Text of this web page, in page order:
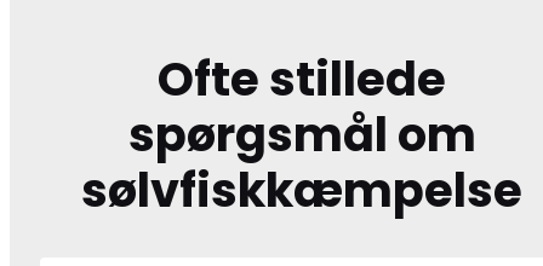
Ofte stillede
spørgsmål om
sølvfiskkæmpelse